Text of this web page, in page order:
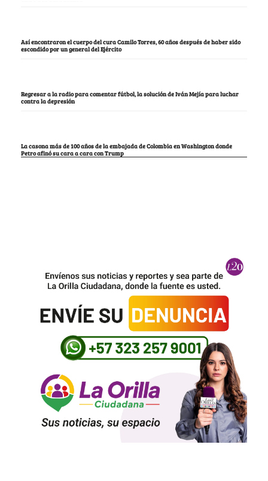
Así encontraron el cuerpo del cura Camilo Torres, 60 años después de haber sido
escondido por un general del Ejército
Regresar a la radio para comentar fútbol, la solución de Iván Mejía para luchar
contra la depresión
La casona más de 100 años de la embajada de Colombia en Washington donde
Petro afinó su cara a cara con Trump